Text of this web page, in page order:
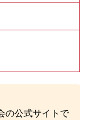
の公式サイトで